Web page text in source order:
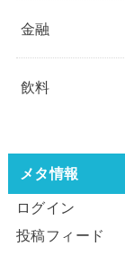
金融
飲料
メタ情報
ログイン
投稿フィード